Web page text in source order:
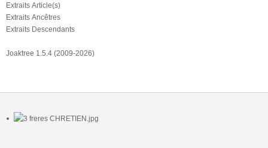
Extraits Article(s)
Extraits Ancêtres
Extraits Descendants
Joaktree 1.5.4 (2009-2026)